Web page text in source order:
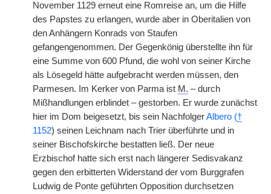
November 1129 erneut eine Romreise an, um die Hilfe
des Papstes zu erlangen, wurde aber in Oberitalien von
den Anhängern Konrads von Staufen
gefangengenommen. Der Gegenkönig überstellte ihn für
eine Summe von 600 Pfund, die wohl von seiner Kirche
als Lösegeld hätte aufgebracht werden müssen, den
Parmesen. Im Kerker von Parma ist M. – durch
Mißhandlungen erblindet – gestorben. Er wurde zunächst
hier im Dom beigesetzt, bis sein NachfolgerAlbero (†
1152) seinen Leichnam nach Trier überführte und in
seiner Bischofskirche bestatten ließ. Der neue
Erzbischof hatte sich erst nach längerer Sedisvakanz
gegen den erbitterten Widerstand der vom Burggrafen
Ludwig de Ponte geführten Opposition durchsetzen